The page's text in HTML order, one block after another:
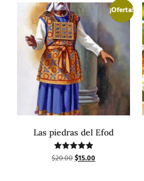
¡Oferta!
Las piedras del Efod
Valorado
con
$20.00$15.00